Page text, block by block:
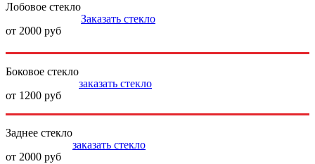
Лобовое стекло
от 2000 руб
Заказать стекло
Боковое стекло
от 1200 руб
заказать стекло
Заднее стекло
от 2000 руб
заказать стекло